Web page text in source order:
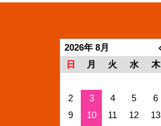
2026年 8月
日
月 火 水 木
2
3 4 5 6
9
10 11 12 13